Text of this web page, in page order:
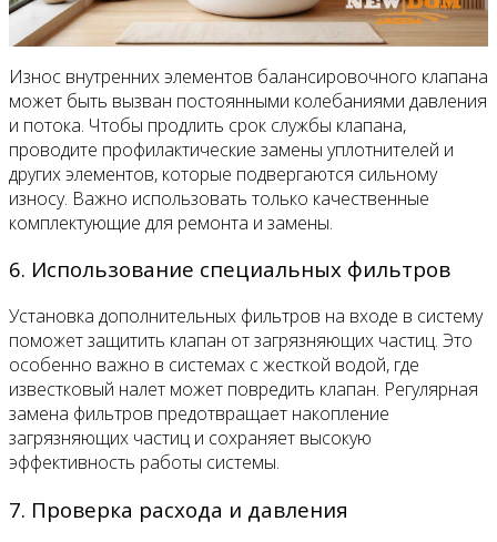
Износ внутренних элементов балансировочного клапана
может быть вызван постоянными колебаниями давления
и потока. Чтобы продлить срок службы клапана,
проводите профилактические замены уплотнителей и
других элементов, которые подвергаются сильному
износу. Важно использовать только качественные
комплектующие для ремонта и замены.
6. Использование специальных фильтров
Установка дополнительных фильтров на входе в систему
поможет защитить клапан от загрязняющих частиц. Это
особенно важно в системах с жесткой водой, где
известковый налет может повредить клапан. Регулярная
замена фильтров предотвращает накопление
загрязняющих частиц и сохраняет высокую
эффективность работы системы.
7. Проверка расхода и давления